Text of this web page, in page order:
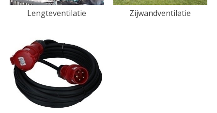
Lengteventilatie Zijwandventilatie